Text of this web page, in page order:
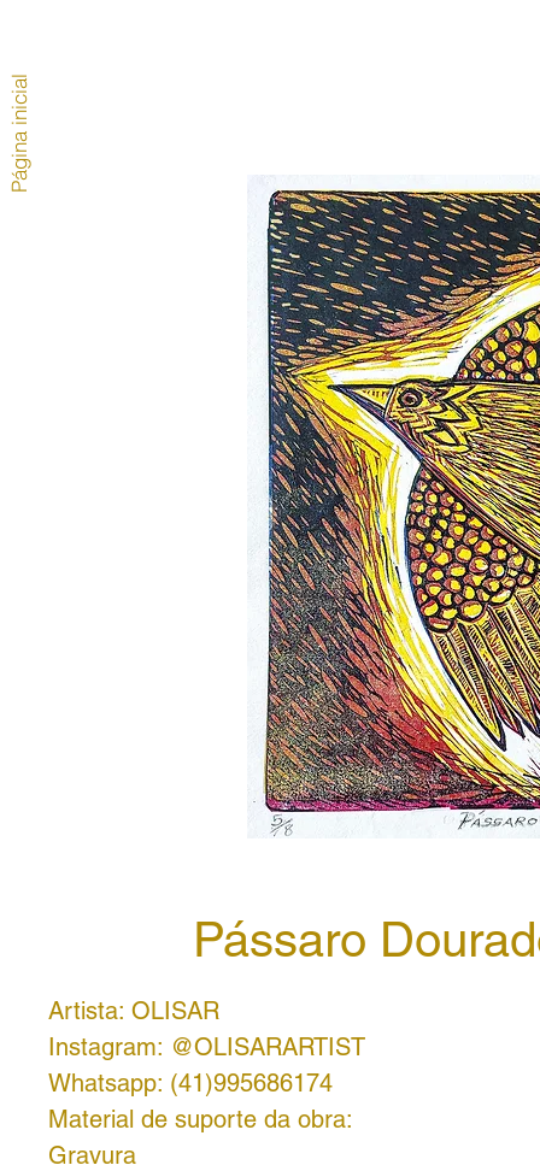
Pássaro
Artista: OLISAR
Instagram: @OLISARARTIST
Whatsapp: (41)995686174
Material de suporte da obra:
Gravura
Página inicial